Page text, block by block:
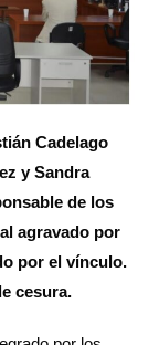
Cadelago
y Sandra
de los
agravado por
por el vínculo.
cesura.